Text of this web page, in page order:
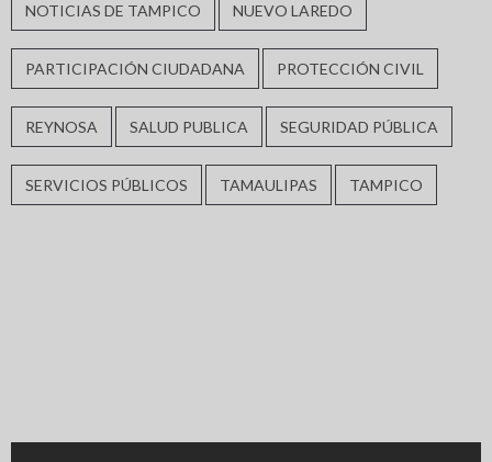
NOTICIAS DE TAMPICO NUEVO LAREDO
PARTICIPACIÓN CIUDADANA PROTECCIÓN CIVIL
REYNOSA SALUD PUBLICA SEGURIDAD PÚBLICA
SERVICIOS PÚBLICOS TAMAULIPAS TAMPICO